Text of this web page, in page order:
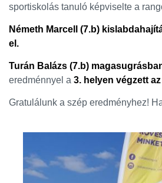
sportiskolás tanuló képviselte a
Németh Marcell (7.b)
el.
Turán Balázs (7.b)
eredménnyel a 3. helyen végzett
Gratulálunk a szép eredményhez!